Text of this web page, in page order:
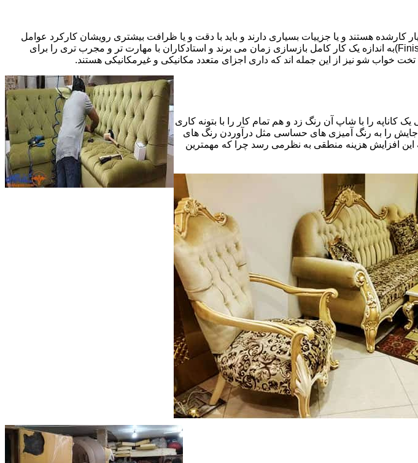
هستند و یا جزییات بسیاری دارند و باید با دقت و یا ظرافت بیشتری رویشان کارکرد عوامل
موثری بر میزان کار و در نتیجه دستمزد تعمیر خواهد بود.برخی کارهای ظریف تر در مرحله پایانی (Finishing)به اندازه یک کار کامل بازسازی زمان می برند و استادکاران با مهارت تر و مجرب تری را برای
خواب شو نیز از این جمله اند که داری اجزای متعدد مکانیکی و غیرمکانیکی هستند.
کاناپه را با شاپ آن رنگ زد و هم تمام کار را با بتونه کاری
جایش را به رنگ آمیزی های حساسی مثل درآوردن رنگ های
افزایش هزینه منطقی به نظرمی رسد چرا که مهمترین